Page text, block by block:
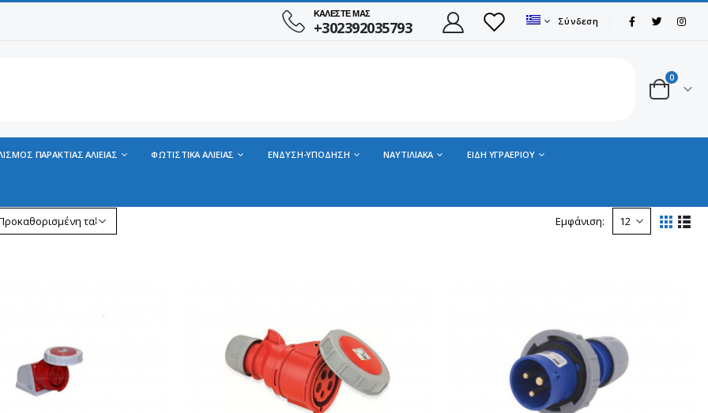
ΚΑΛΕΣΤΕ ΜΑΣ
+302392035793 Σύνδεση
0
ΠΑΡΑΚΤΙΑΣ ΑΛΙΕΙΑΣ ΦΩΤΙΣΤΙΚΑ ΑΛΙΕΙΑΣ ΕΝΔΥΣΗ-ΥΠΟΔΗΣΗ ΝΑΥΤΙΛΙΑΚΑ ΕΙΔΗ ΥΓΡΑΕΡΙΟΥ
Εμφάνιση: